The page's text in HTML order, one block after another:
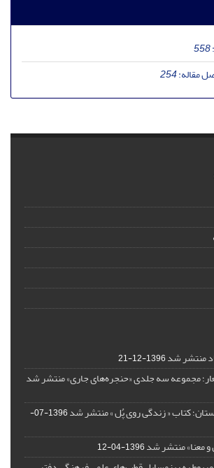
558
مقاله:254
منتشر شد1396-12-21
مجموعه سه جلدی «حنجره‌های جاری» منتشر شد
کتاب « زندگی روی پُل » منتشر شد
1396-07-
معنا» منتشر شد1396-04-12